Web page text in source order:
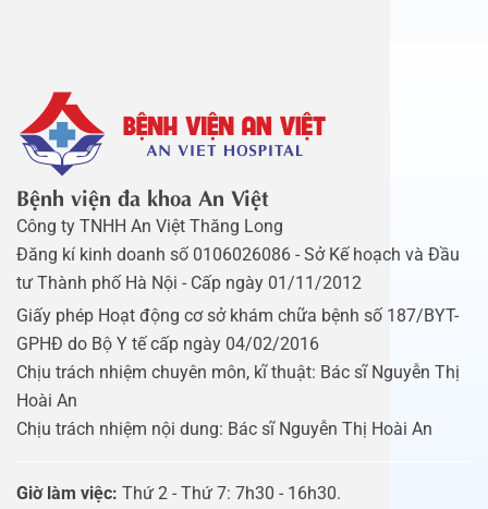
Bệnh viện đa khoa An Việt
Công ty TNHH An Việt Thăng Long
Đăng kí kinh doanh số 0106026086 - Sở Kế hoạch và Đầu
tư Thành phố Hà Nội - Cấp ngày 01/11/2012
Giấy phép Hoạt động cơ sở khám chữa bệnh số 187/BYT-
GPHĐ do Bộ Y tế cấp ngày 04/02/2016
Chịu trách nhiệm chuyên môn, kĩ thuật: Bác sĩ Nguyễn Thị
Hoài An
Chịu trách nhiệm nội dung: Bác sĩ Nguyễn Thị Hoài An
Giờ làm việc: Thứ 2 - Thứ 7: 7h30 - 16h30.